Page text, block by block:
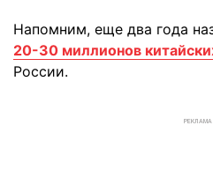
Напомним, еще два года
20-30 миллионов
России.
РЕКЛАМА